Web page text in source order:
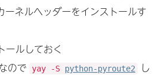
ーネルヘッダーをインストールす
ールしておく
ので yay -S python-pyroute2
し